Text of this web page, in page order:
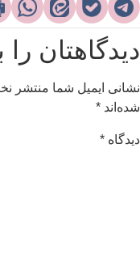
را
ایمیل شما منتشر
*
*